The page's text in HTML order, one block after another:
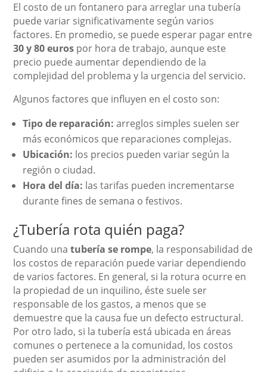
El costo de un fontanero para arreglar una tubería
puede variar significativamente según varios
factores. En promedio, se puede esperar pagar entre
30 y 80 euros por hora de trabajo, aunque este
precio puede aumentar dependiendo de la
complejidad del problema y la urgencia del servicio.
Algunos factores que influyen en el costo son:
Tipo de reparación: arreglos simples suelen ser
más económicos que reparaciones complejas.
Ubicación: los precios pueden variar según la
región o ciudad.
Hora del día: las tarifas pueden incrementarse
durante fines de semana o festivos.
¿Tubería rota quién paga?
Cuando unatubería se rompe, la responsabilidad de
los costos de reparación puede variar dependiendo
de varios factores. En general, si la rotura ocurre en
la propiedad de un inquilino, éste suele ser
responsable de los gastos, a menos que se
demuestre que la causa fue un defecto estructural.
Por otro lado, si la tubería está ubicada en áreas
comunes o pertenece a la comunidad, los costos
pueden ser asumidos por la administración del